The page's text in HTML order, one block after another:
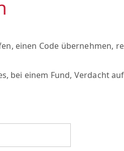
einen Code übernehmen,
bei einem Fund, Verdacht